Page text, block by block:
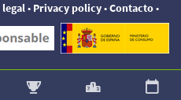
EN
legal• Privacy policy•Contacto•
con el uso de
Aceptar